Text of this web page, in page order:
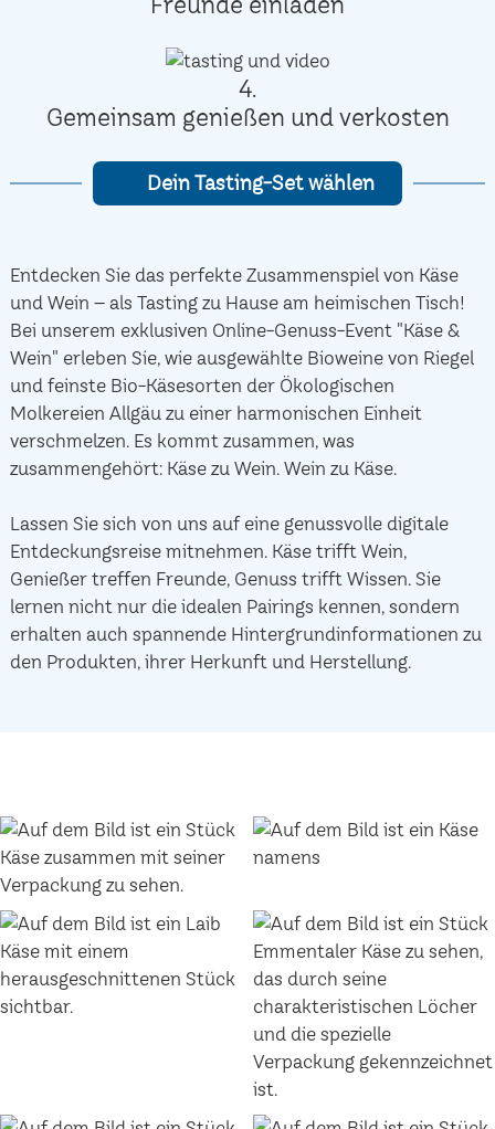
4.
Gemeinsam genießen und verkosten
Dein Tasting-Set wählen
Entdecken Sie das perfekte Zusammenspiel von Käse
und Wein – als Tasting zu Hause am heimischen Tisch!
Bei unserem exklusiven Online-Genuss-Event "Käse &
Wein" erleben Sie, wie ausgewählte Bioweine von Riegel
und feinste Bio-Käsesorten der Ökologischen
Molkereien Allgäu zu einer harmonischen Einheit
verschmelzen. Es kommt zusammen, was
zusammengehört: Käse zu Wein. Wein zu Käse.
Lassen Sie sich von uns auf eine genussvolle digitale
Entdeckungsreise mitnehmen. Käse trifft Wein,
Genießer treffen Freunde, Genuss trifft Wissen. Sie
lernen nicht nur die idealen Pairings kennen, sondern
erhalten auch spannende Hintergrundinformationen zu
den Produkten, ihrer Herkunft und Herstellung.